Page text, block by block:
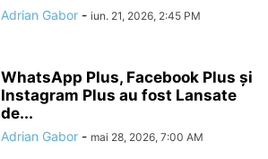
Adrian Gabor - iun. 21, 2026, 2:45 PM
WhatsApp Plus, Facebook Plus și
Instagram Plus au fost Lansate
de...
Adrian Gabor - mai 28, 2026, 7:00 AM